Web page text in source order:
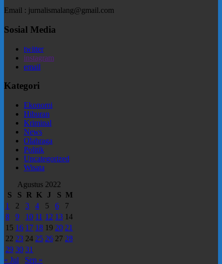
Email : jurnalismalang@gmail.com
Sosial Media
twitter
instagram
email
Kategori
Ekonomi
Hiburan
Kriminal
News
Olahraga
Politik
Uncategorized
Wisata
Agustus 2022
S
S R K J S M
1
2 3 4 5 6
7
8
9 10 11 12 13 14
15 16 17 18 19 20 21
22 23 24 25 26 27 28
29 30 31
« Jul
Sep »